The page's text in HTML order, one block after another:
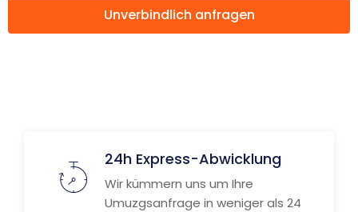
Unverbindlich anfragen
24h Express-Abwicklung
Wir kümmern uns um Ihre
Umuzgsanfrage in weniger als 24